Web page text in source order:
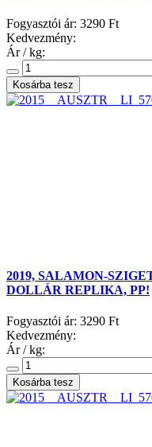
Fogyasztói ár: 3290 Ft
Kedvezmény:
Ár / kg:
2019, SALAMON-
DOLLÁR REPLIKA, PP!
Fogyasztói ár: 3290 Ft
Kedvezmény:
Ár / kg: